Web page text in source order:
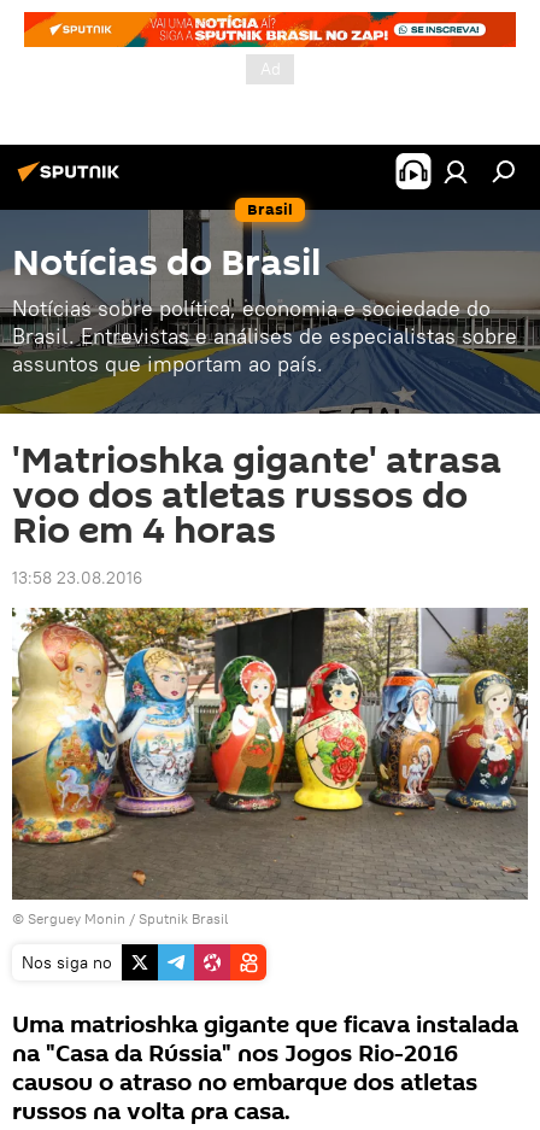
Brasil
Notícias do Brasil
Notícias sobre política, economia e sociedade do
Brasil. Entrevistas e análises de especialistas sobre
assuntos que importam ao país.
'Matrioshka gigante' atrasa
voo dos atletas russos do
Rio em 4 horas
13:58 23.08.2016
© Serguey Monin / Sputnik Brasil
Nos siga no
Uma matrioshka gigante que ficava instalada
na "Casa da Rússia" nos Jogos Rio-2016
causou o atraso no embarque dos atletas
russos na volta pra casa.